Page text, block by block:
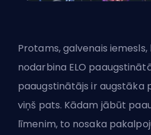
Protams, galvenais
nodarbina ELO
paaugstinātājs ir augstāka
viņš pats. Kādam jābūt
līmenim, to nosaka